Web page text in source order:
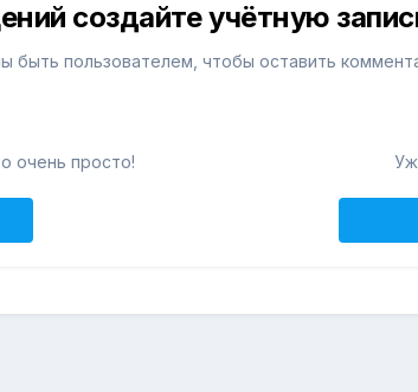
создайте учётную
быть пользователем, чтобы оставить
очень просто!